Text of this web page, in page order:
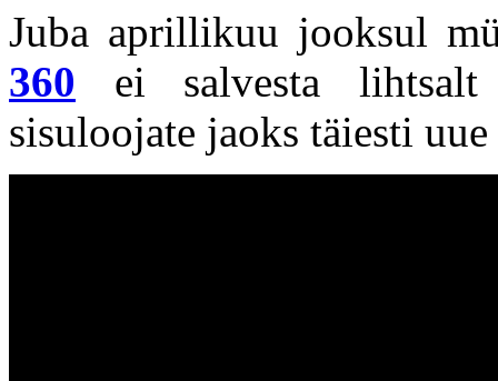
Juba aprillikuu jooksul
360 ei salvesta lihtsalt
sisuloojate jaoks täiesti